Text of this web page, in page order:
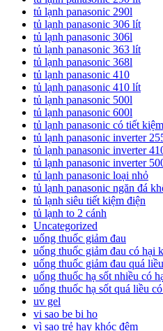
tủ lạnh panasonic 290l
tủ lạnh panasonic 306 lít
tủ lạnh panasonic 306l
tủ lạnh panasonic 363 lít
tủ lạnh panasonic 368l
tủ lạnh panasonic 410
tủ lạnh panasonic 410 lít
tủ lạnh panasonic 500l
tủ lạnh panasonic 600l
tủ lạnh panasonic có tiết
tủ lạnh panasonic inverter
tủ lạnh panasonic inverter
tủ lạnh panasonic inverter
tủ lạnh panasonic loại nhỏ
tủ lạnh panasonic ngăn đá
tủ lạnh siêu tiết kiệm điện
tủ lạnh to 2 cánh
Uncategorized
uống thuốc giảm đau
uống thuốc giảm đau có hại
uống thuốc giảm đau quá liều
uống thuốc hạ sốt nhiều có
uống thuốc hạ sốt quá liều
uv gel
vi sao be bi ho
vì sao trẻ hay khóc đêm